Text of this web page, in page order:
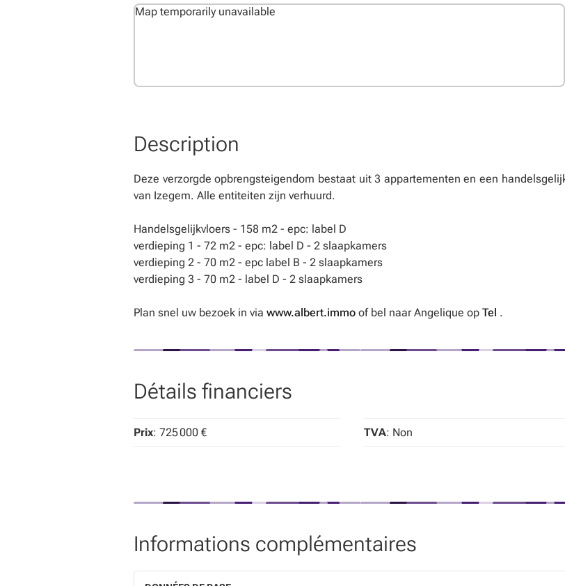
Map temporarily unavailable
Description
Deze verzorgde opbrengsteigendom bestaat uit 3 appartementen en een
van Izegem. Alle entiteiten zijn verhuurd.
Handelsgelijkvloers - 158 m2 - epc: label D
verdieping 1 - 72 m2 - epc: label D - 2 slaapkamers
verdieping 2 - 70 m2 - epc label B - 2 slaapkamers
verdieping 3 - 70 m2 - label D - 2 slaapkamers
Plan snel uw bezoek in via www.albert.immo of bel naar Angelique op Tel .
Détails financiers
Prix: 725 000 € TVA: Non
Informations complémentaires